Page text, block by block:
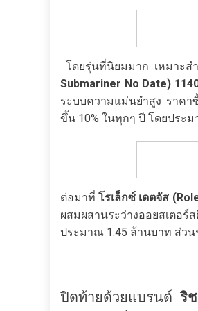
โดยรุ่นที่นิยมมาก เหมาะ
Submariner No Date)
ระบบความแม่นยำสูง ราคา
ขึ้น 10% ในทุกๆ ปี โดยประ
ต่อมาที่โรเล็กซ์ เดตจัส (
ผสมผสานระว่างออยสเต
ประมาณ 1.45 ล้านบาท ส่ว
ปิดท้ายด้วยแบรนด์ริ